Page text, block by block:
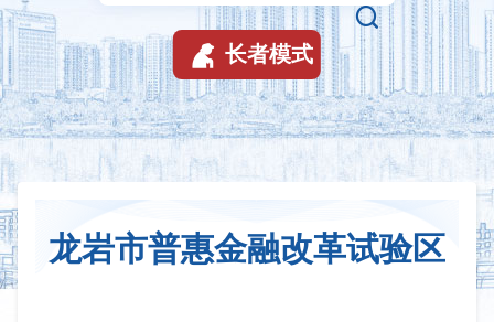

 长者模式
龙岩市普惠金融改革试验区